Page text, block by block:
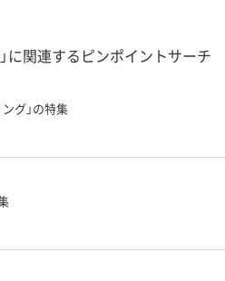
に関連するピンポイントサーチ
グ」の特集